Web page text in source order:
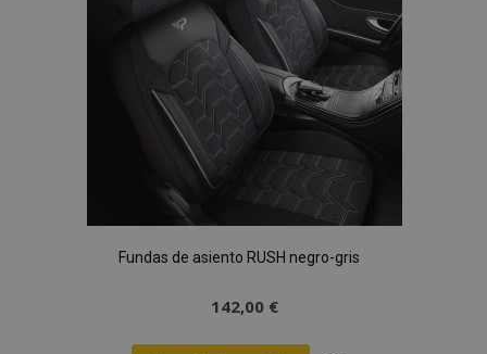
Deseos
Fundas de asiento RUSH negro-gris
142,00 €